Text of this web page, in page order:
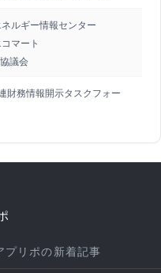
ルギー情報センター
マート
議会
財務情報開示タスクフォー
プリポの新着記事